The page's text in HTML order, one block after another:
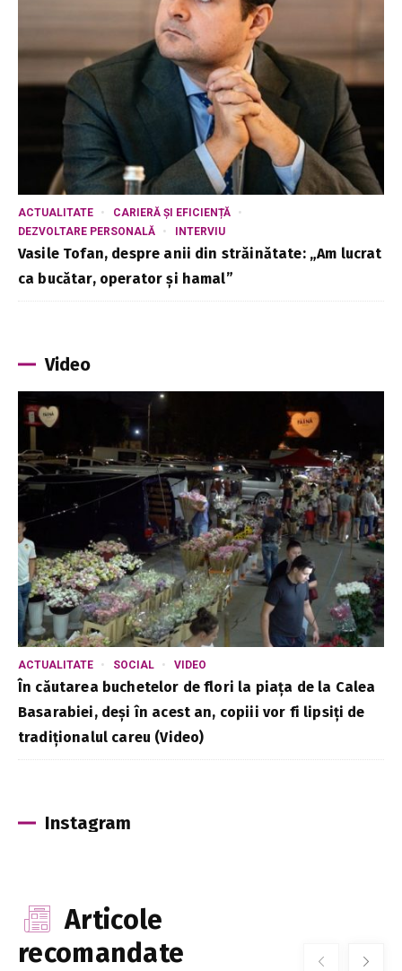
ACTUALITATE
CARIERĂ ȘI EFICIENȚĂ
DEZVOLTARE PERSONALĂ
INTERVIU
Vasile Tofan, despre anii din străinătate: „Am lucrat
ca bucătar, operator și hamal”
Video
ACTUALITATE SOCIAL VIDEO
În căutarea buchetelor de flori la piața de la Calea
Basarabiei, deși în acest an, copiii vor fi lipsiți de
tradiționalul careu (Video)
Instagram
Articole
recomandate